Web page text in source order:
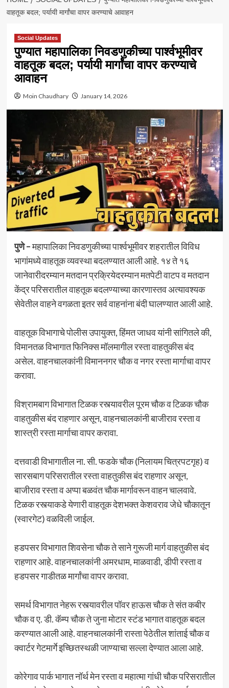
वाहतूक बदल; पर्यायी मार्गांचा वापर करण्याचे आवाहन
Social Updates
पुण्यात महापालिका निवडणुकीच्या पार्श्वभूमीवर
वाहतूक बदल; पर्यायी मार्गांचा वापर करण्याचे
आवाहन
Moin Chaudhary January 14, 2026
पुणे –महापालिका निवडणुकीच्या पार्श्वभूमीवर शहरातील विविध
भागांमध्ये वाहतूक व्यवस्था बदलण्यात आली आहे. १४ ते १६
जानेवारीदरम्यान मतदान प्रक्रियेदरम्यान मतपेटी वाटप व मतदान
केंद्र परिसरातील वाहतूक बदलण्याच्या कारणास्तव अत्यावश्यक
सेवेतील वाहने वगळता इतर सर्व वाहनांना बंदी घालण्यात आली आहे.
वाहतूक विभागाचे पोलीस उपायुक्त, हिंमत जाधव यांनी सांगितले की,
विमानतळ विभागात फिनिक्स मॉलमागील रस्ता वाहतुकीस बंद
असेल. वाहनचालकांनी विमाननगर चौक व नगर रस्ता मार्गाचा वापर
करावा.
विश्रामबाग विभागात टिळक रस्त्यावरील पूरम चौक व टिळक चौक
वाहतुकीस बंद राहणार असून, वाहनचालकांनी बाजीराव रस्ता व
शास्त्री रस्ता मार्गाचा वापर करावा.
दत्तवाडी विभागातील ना. सी. फडके चौक (निलायम चित्रपटगृह) व
सारसबाग परिसरातील रस्ता वाहतुकीस बंद राहणार असून,
बाजीराव रस्ता व अप्पा बळवंत चौक मार्गावरून वाहन चालवावे.
टिळक रस्त्याकडे येणारी वाहतूक देशभक्त केशवराव जेधे चौकातून
(स्वारगेट) वळविली जाईल.
हडपसर विभागात शिवसेना चौक ते साने गुरूजी मार्ग वाहतुकीस बंद
राहणार आहे. वाहनचालकांनी अमरधाम, माळवाडी, डीपी रस्ता व
हडपसर गाडीतळ मार्गांचा वापर करावा.
समर्थ विभागात नेहरू रस्त्यावरील पॉवर हाऊस चौक ते संत कबीर
चौक व ए. डी. कॅम्प चौक ते जुना मोटार स्टंड भागात वाहतूक बदल
करण्यात आली आहे. वाहनचालकांनी रास्ता पेठेतील शांताई चौक व
क्वार्टर गेटमार्गे इच्छितस्थळी जाण्याचा सल्ला देण्यात आला आहे.
कोरेगाव पार्क भागात नॉर्थ मेन रस्ता व महात्मा गांधी चौक परिसरातील